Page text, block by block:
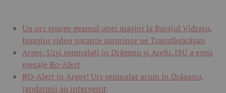
Un urs sparge geamul unei mașini la Barajul Vidraru.
Imagini video șocante surprinse pe Transfăgărășan
Argeș: Urși semnalați în Drăganu și Arefu. ISU a emis
mesaje Ro-Alert
RO-Alert în Argeș! Urs semnalat acum în Drăganu,
jandarmii au intervenit